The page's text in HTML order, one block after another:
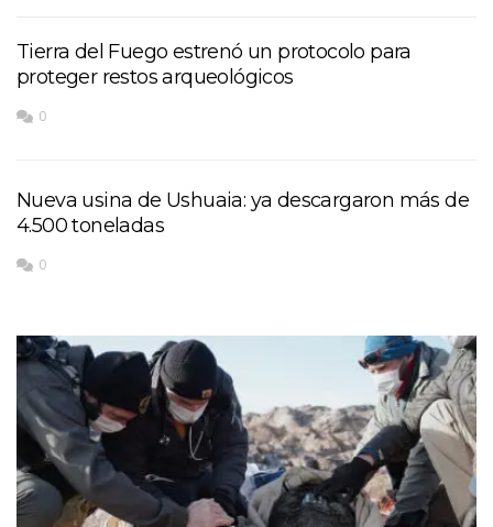
Tierra del Fuego estrenó un protocolo para
proteger restos arqueológicos
0
Nueva usina de Ushuaia: ya descargaron más de
4.500 toneladas
0